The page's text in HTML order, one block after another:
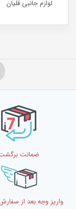
لوازم جانبی قلیان
ضمانت
واریز وجه بعد از